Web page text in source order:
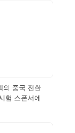
의 중국 전환
험 스폰서에